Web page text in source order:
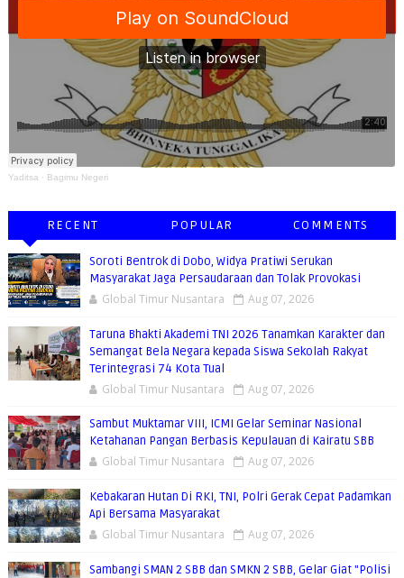
Yaditsa · Bagimu Negeri
RECENT POPULAR COMMENTS
Soroti Bentrok di Dobo, Widya Pratiwi Serukan
Masyarakat Jaga Persaudaraan dan Tolak Provokasi
Global Timur Nusantara Aug 07, 2026
Taruna Bhakti Akademi TNI 2026 Tanamkan Karakter dan
Semangat Bela Negara kepada Siswa Sekolah Rakyat
Terintegrasi 74 Kota Tual
Global Timur Nusantara Aug 07, 2026
Sambut Muktamar VIII, ICMI Gelar Seminar Nasional
Ketahanan Pangan Berbasis Kepulauan di Kairatu SBB
Global Timur Nusantara Aug 07, 2026
Kebakaran Hutan Di RKI, TNI, Polri Gerak Cepat Padamkan
Api Bersama Masyarakat
Global Timur Nusantara Aug 07, 2026
Sambangi SMAN 2 SBB dan SMKN 2 SBB, Gelar Giat "Polisi